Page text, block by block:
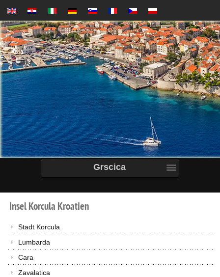
Grscica
InselKorcula Kroatien
Stadt Korcula
Lumbarda
Cara
Zavalatica